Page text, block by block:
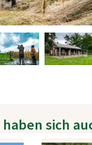
sich